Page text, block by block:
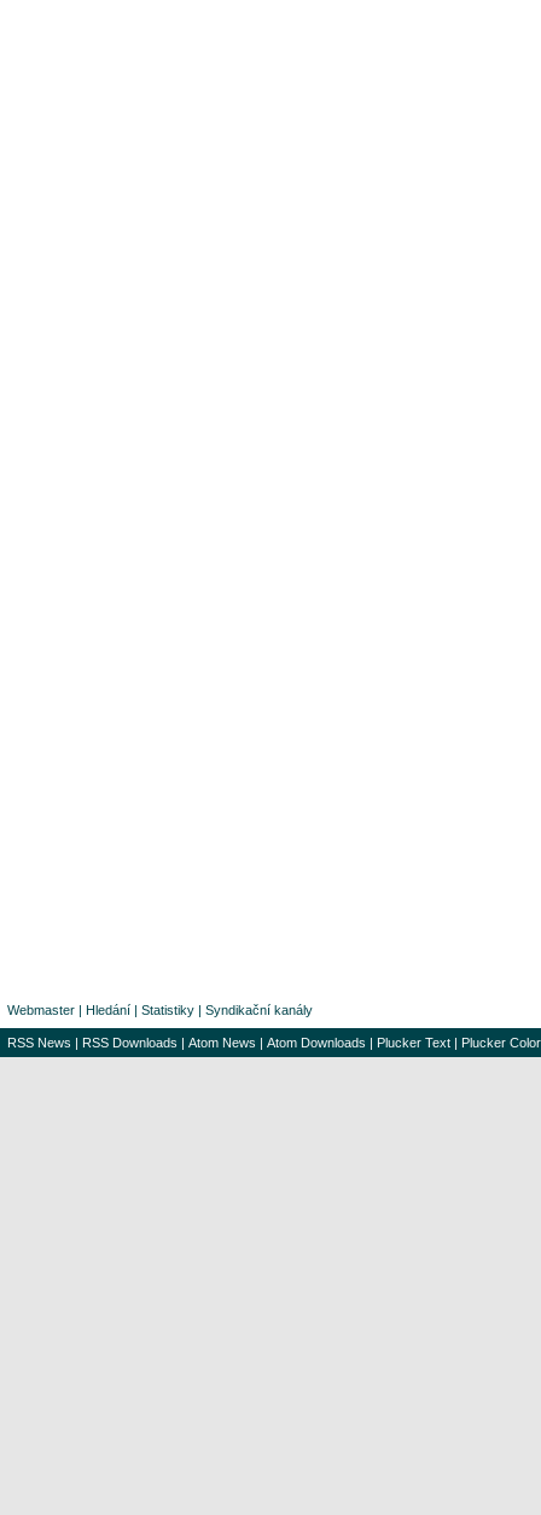
Webmaster | Hledání | Statistiky | Syndikační kanály
RSS News | RSS Downloads | Atom News | Atom Downloads | Plucker Text | Plucker Color